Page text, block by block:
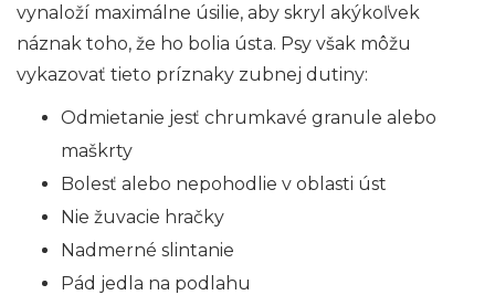
vynaloží maximálne úsilie, aby skryl akýkoľvek
náznak toho, že ho bolia ústa. Psy však môžu
vykazovať tieto príznaky zubnej dutiny:
Odmietanie jesť chrumkavé granule alebo
maškrty
Bolesť alebo nepohodlie v oblasti úst
Nie žuvacie hračky
Nadmerné slintanie
Pád jedla na podlahu